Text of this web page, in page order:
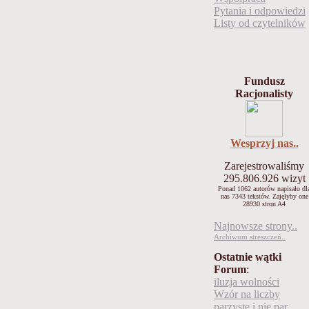
Pytania i odpowiedzi
Listy od czytelników
Fundusz
Racjonalisty
Wesprzyj nas..
Zarejestrowaliśmy
295.806.926wizyt
Ponad 1062 autorów napisało
nas 7343 tekstów. Zajęłyby one
28930 stron A4
Najnowsze strony..
Archiwum streszczeń..
Ostatnie wątki
Forum:
iluzja wolności
Wzór na liczby
parzyste i nie par..